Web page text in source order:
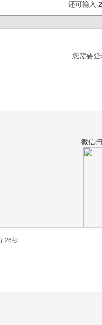
还可输入
您需要
微信
26秒